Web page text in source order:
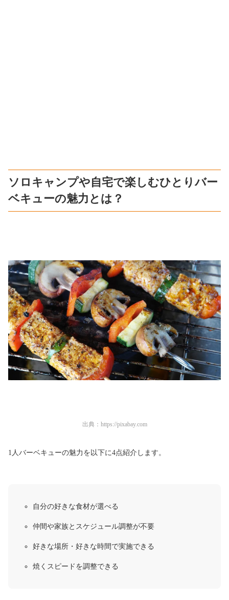
ソロキャンプや自宅で楽しむひとりバー
ベキューの魅力とは？
出典： https://pixabay.com
1人バーベキューの魅力を以下に4点紹介します。
自分の好きな食材が選べる
仲間や家族とスケジュール調整が不要
好きな場所・好きな時間で実施できる
焼くスピードを調整できる